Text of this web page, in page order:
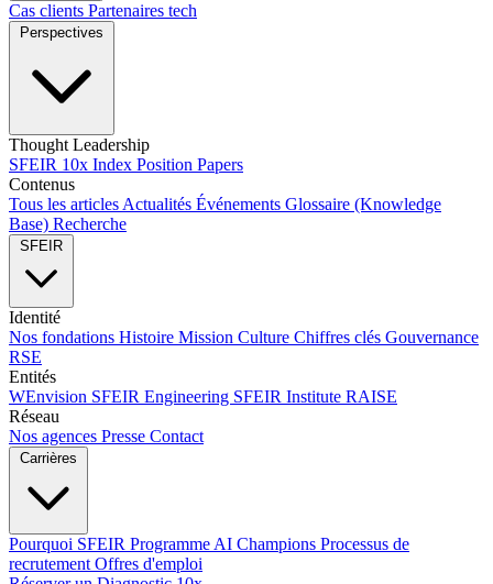
Cas clients Partenaires tech
Perspectives
Thought Leadership
SFEIR 10x Index Position Papers
Contenus
Tous les articles Actualités Événements Glossaire (Knowledge
Base) Recherche
SFEIR
Identité
Nos fondations Histoire Mission Culture Chiffres clés Gouvernance
RSE
Entités
WEnvision SFEIR Engineering SFEIR Institute RAISE
Réseau
Nos agences Presse Contact
Carrières
Pourquoi SFEIR Programme AI Champions Processus de
recrutement Offres d'emploi